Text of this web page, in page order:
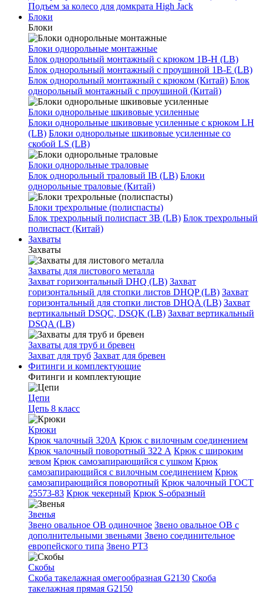
Подъем за колесо для домкрата High Jack
Блоки
Блоки
Блоки однорольные монтажные
Блок однорольный монтажный с крюком 1B-H (LB)
Блок однорольный монтажный с проушиной 1B-E (LB)
Блок однорольный монтажный с крюком (Китай) Блок
однорольный монтажный с проушиной (Китай)
Блоки однорольные шкивовые усиленные
Блоки однорольные шкивовые усиленные с крюком LH
(LB) Блоки однорольные шкивовые усиленные со
скобой LS (LB)
Блоки однорольные траловые
Блок однорольный траловый IB (LB) Блоки
однорольные траловые (Китай)
Блоки трехрольные (полиспасты)
Блок трехрольный полиспаст 3B (LB) Блок трехрольный
полиспаст (Китай)
Захваты
Захваты
Захваты для листового металла
Захват горизонтальный DHQ (LB) Захват
горизонтальный для стопки листов DHQP (LB) Захват
горизонтальный для стопки листов DHQA (LB) Захват
вертикальный DSQC, DSQK (LB) Захват вертикальный
DSQA (LB)
Захваты для труб и бревен
Захват для труб Захват для бревен
Фитинги и комплектующие
Фитинги и комплектующие
Цепи
Цепь 8 класс
Крюки
Крюк чалочный 320А Крюк с вилочным соединением
Крюк чалочный поворотный 322 А Крюк с широким
зевом Крюк самозапирающийся с ушком Крюк
самозапирающийся с вилочным соединением Крюк
самозапирающийся поворотный Крюк чалочный ГОСТ
25573-83 Крюк чекерный Крюк S-образный
Звенья
Звено овальное OB одиночное Звено овальное ОВ с
дополнительными звеньями Звено соединительное
европейского типа Звено РТ3
Скобы
Скоба такелажная омегообразная G2130 Скоба
такелажная прямая G2150